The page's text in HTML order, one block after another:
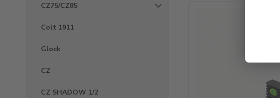
CZ75/CZ85
Colt 1911
Glock
CZ
CZ SHADOW 1/2